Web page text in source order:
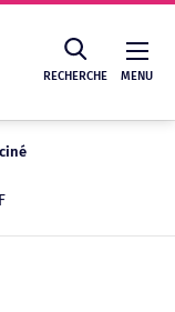
RECHERCHE MENU